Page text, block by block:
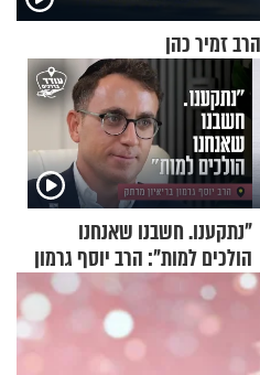
זמיר כהן
"נתקענו. חשבנו שאנחנו
הולכים למות": הרב יוסף גרמון
בריאיון מרתק